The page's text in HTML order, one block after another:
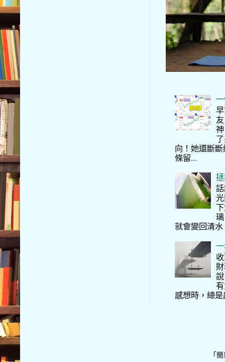
向！她還斷
條留...
就會變回清
感想時，總
「